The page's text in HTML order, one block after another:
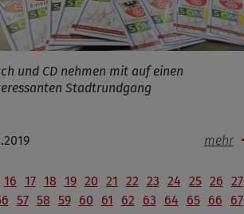
und CD nehmen mit auf einen
Stadtrundgang
mehr
16 17 18 19 20 21 22 23 24 25 26 27
57 58 59 60 61 62 63 64 65 66 67